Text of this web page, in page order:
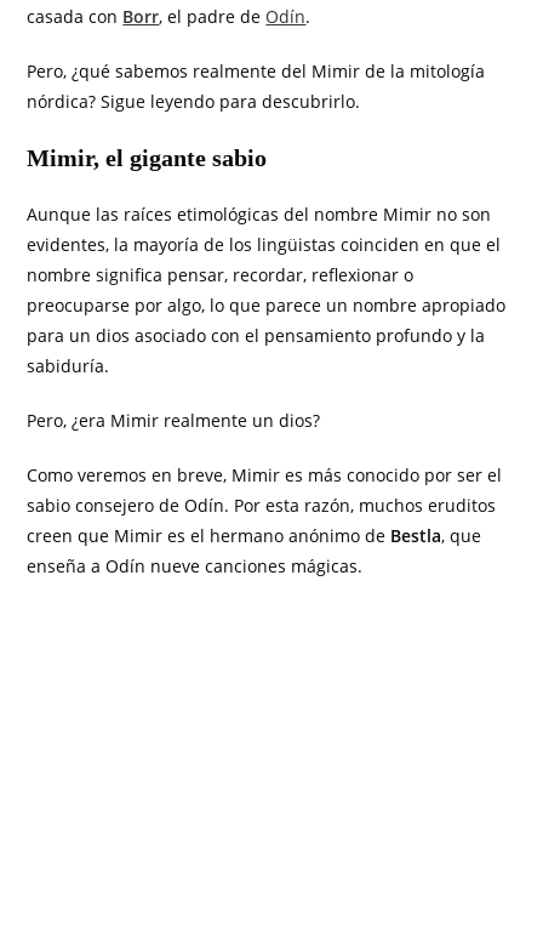
casada con Borr, el padre de Odín.
Pero, ¿qué sabemos realmente del Mimir de la mitología
nórdica? Sigue leyendo para descubrirlo.
Mimir, el gigante sabio
Aunque las raíces etimológicas del nombre Mimir no son
evidentes, la mayoría de los lingüistas coinciden en que el
nombre significa pensar, recordar, reflexionar o
preocuparse por algo, lo que parece un nombre apropiado
para un dios asociado con el pensamiento profundo y la
sabiduría.
Pero, ¿era Mimir realmente un dios?
Como veremos en breve, Mimir es más conocido por ser el
sabio consejero de Odín. Por esta razón, muchos eruditos
creen que Mimir es el hermano anónimo de Bestla, que
enseña a Odín nueve canciones mágicas.